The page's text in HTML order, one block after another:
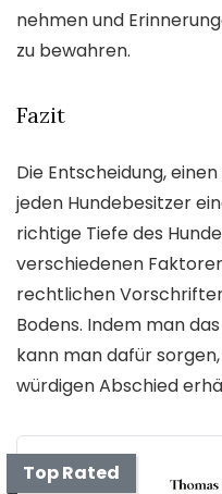
nehmen und
zu bewahren.
Fazit
Die Entscheidung,
jeden Hundebesitzer
richtige Tiefe des
verschiedenen
rechtlichen
Bodens. Indem man
kann man dafür
würdigen Abschied
Top Rated